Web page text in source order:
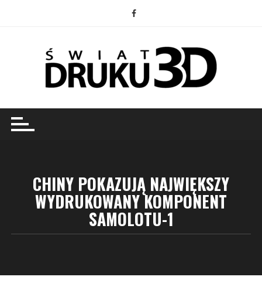
CHINY POKAZUJĄ NAJWIĘKSZY
WYDRUKOWANY KOMPONENT
SAMOLOTU-1